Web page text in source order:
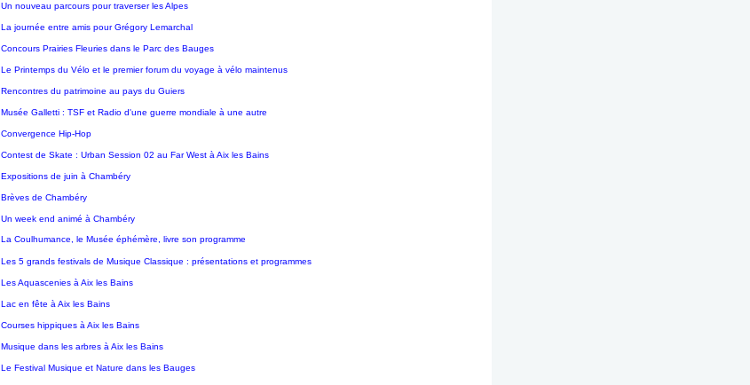
Un nouveau parcours pour traverser les Alpes
La journée entre amis pour Grégory Lemarchal
Concours Prairies Fleuries dans le Parc des Bauges
Le Printemps du Vélo et le premier forum du voyage à vélo maintenus
Rencontres du patrimoine au pays du Guiers
Musée Galletti : TSF et Radio d'une guerre mondiale à une autre
Convergence Hip-Hop
Contest de Skate : Urban Session 02 au Far West à Aix les Bains
Expositions de juin à Chambéry
Brèves de Chambéry
Un week end animé à Chambéry
La Coulhumance, le Musée éphémère, livre son programme
Les 5 grands festivals de Musique Classique : présentations et programmes
Les Aquascenies à Aix les Bains
Lac en fête à Aix les Bains
Courses hippiques à Aix les Bains
Musique dans les arbres à Aix les Bains
Le Festival Musique et Nature dans les Bauges